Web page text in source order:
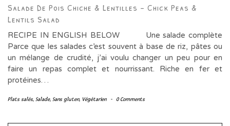
Salade De Pois Chiche & Lentilles – Chick Peas &
Lentils Salad
RECIPE IN ENGLISH BELOW Une salade complète
Parce que les salades c’est souvent à base de riz, pâtes ou
un mélange de crudité, j’ai voulu changer un peu pour en
faire un repas complet et nourrissant. Riche en fer et
protéines…
Plats salés, Salade, Sans gluten, Végétarien - 0 Comments